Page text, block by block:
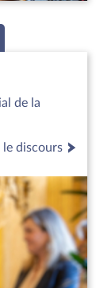
de la
le discours